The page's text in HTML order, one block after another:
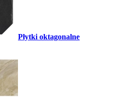
Płytki oktagonalne